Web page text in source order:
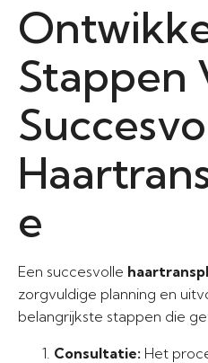
Stappen
e
Een succesvolle
zorgvuldige planning en
belangrijkste stappen die
Consultatie: Het